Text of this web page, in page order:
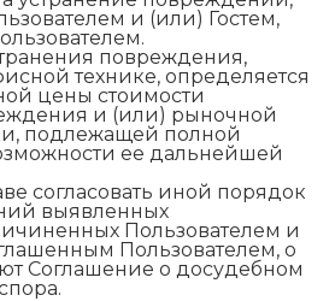
и (или) Гостем,
повреждения,
технике, определяется
цены стоимости
и (или) рыночной
подлежащей полной
ее дальнейшей
согласовать иной порядок
выявленных
Пользователем и
Пользователем, о
Соглашение о досудебном